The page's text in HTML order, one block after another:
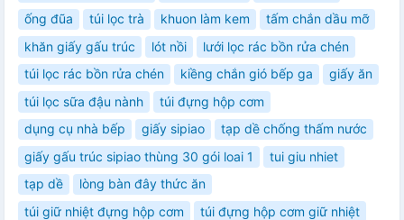
ống đũa
túi lọc trà khuon làm kem
tấm chắn dầu mỡ
khăn giấy gấu trúc
lót nồi
lưới lọc rác bồn rửa chén
túi lọc rác bồn rửa chén
kiềng chắn gió bếp ga
giấy ăn
túi lọc sữa đậu nành
túi đựng hộp cơm
dụng cụ nhà bếp
giấy sipiao
tạp dề chống thấm nước
giấy gấu trúc sipiao thùng 30 gói loai 1
tui giu nhiet
tạp dề
lòng bàn đây thức ăn
túi giữ nhiệt đựng hộp cơm
túi đựng hộp cơm giữ nhiệt